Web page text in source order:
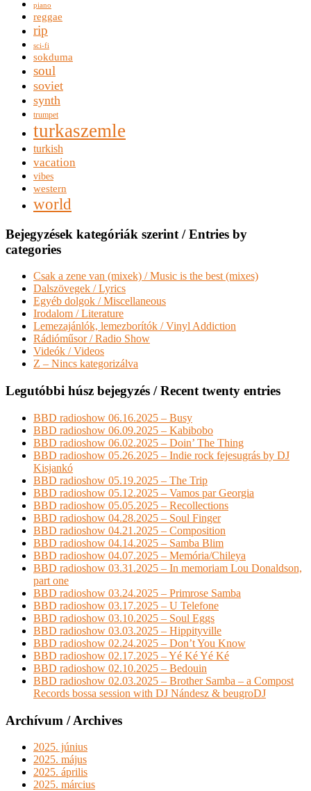
piano
reggae
rip
sci-fi
sokduma
soul
soviet
synth
trumpet
turkaszemle
turkish
vacation
vibes
western
world
Bejegyzések kategóriák szerint / Entries by
categories
Csak a zene van (mixek) / Music is the best (mixes)
Dalszövegek / Lyrics
Egyéb dolgok / Miscellaneous
Irodalom / Literature
Lemezajánlók, lemezborítók / Vinyl Addiction
Rádióműsor / Radio Show
Videók / Videos
Z – Nincs kategorizálva
Legutóbbi húsz bejegyzés / Recent twenty entries
BBD radioshow 06.16.2025 – Busy
BBD radioshow 06.09.2025 – Kabibobo
BBD radioshow 06.02.2025 – Doin’ The Thing
BBD radioshow 05.26.2025 – Indie rock fejesugrás by DJ
Kisjankó
BBD radioshow 05.19.2025 – The Trip
BBD radioshow 05.12.2025 – Vamos par Georgia
BBD radioshow 05.05.2025 – Recollections
BBD radioshow 04.28.2025 – Soul Finger
BBD radioshow 04.21.2025 – Composition
BBD radioshow 04.14.2025 – Samba Blim
BBD radioshow 04.07.2025 – Memória/Chileya
BBD radioshow 03.31.2025 – In memoriam Lou Donaldson,
part one
BBD radioshow 03.24.2025 – Primrose Samba
BBD radioshow 03.17.2025 – U Telefone
BBD radioshow 03.10.2025 – Soul Eggs
BBD radioshow 03.03.2025 – Hippityville
BBD radioshow 02.24.2025 – Don’t You Know
BBD radioshow 02.17.2025 – Yé Ké Yé Ké
BBD radioshow 02.10.2025 – Bedouin
BBD radioshow 02.03.2025 – Brother Samba – a Compost
Records bossa session with DJ Nándesz & beugroDJ
Archívum / Archives
2025. június
2025. május
2025. április
2025. március